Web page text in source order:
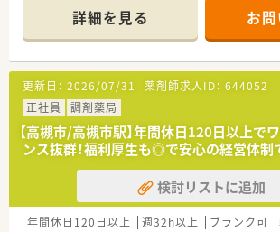
■応需科目は耳鼻科や形成外科および皮膚
りの処方箋枚数は60枚から70枚程度です。
■薬剤師は常勤3名とパート2名が在籍して
名体制を維持することで、一人ひとりの業
す。
【求人情報について】
■年収は450万円から600万円の間で提示さ
の経験や年齢および前職の給与を考慮した
れます。
■年間休日は120日以上に加え、5日間のリ
給休暇の消化を推奨しており、実質130日以
です。
■昇給は年1回実施されており、年俸制を採
詳細を見る お
更新日： 2026/07/31 薬剤師求人ID： 644052
正社員
調剤薬局
【高槻市/高槻市駅】年間休日120日以上で
ンス抜群！福利厚生も◎で安心の経営体制
検討リストに追加
年間休日120日以上 週32h以上 ブランク可